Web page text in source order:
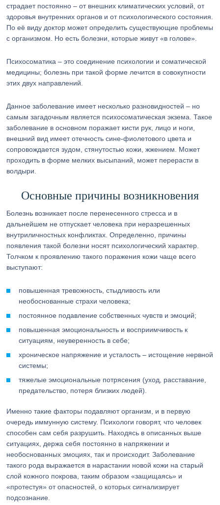
страдает постоянно – от внешних климатических условий, от
здоровья внутренних органов и от психологического состояния.
По её виду доктор может определить существующие проблемы
с организмом. Но есть болезни, которые живут «в голове».
Психосоматика – это соединение психологии и соматической
медицины; болезнь при такой форме лечится в совокупности
этих двух направлений.
Данное заболевание имеет несколько разновидностей – но
самым загадочным является психосоматическая экзема. Такое
заболевание в основном поражает кисти рук, лицо и ноги,
внешний вид имеет отечность сине-фиолетового цвета и
сопровождается зудом, стянутостью кожи, жжением. Может
проходить в форме мелких высыпаний, может перерасти в
волдыри.
Основные причины возникновения
Болезнь возникает после перенесенного стресса и в
дальнейшем не отпускает человека при неразрешенных
внутриличностных конфликтах. Определенно, причины
появления такой болезни носят психологический характер.
Толчком к проявлению такого поражения кожи чаще всего
выступают:
повышенная тревожность, стыдливость или
необоснованные страхи человека;
постоянное подавление собственных чувств и эмоций;
повышенная эмоциональность и восприимчивость к
ситуациям, неуверенность в себе;
хроническое напряжение и усталость – истощение нервной
системы;
тяжелые эмоциональные потрясения (уход, расставание,
предательство, потеря близких людей).
Именно такие факторы подавляют организм, и в первую
очередь иммунную систему. Психологи говорят, что человек
способен сам себя разрушить. Находясь в описанных выше
ситуациях, держа себя постоянно в напряжении и
необоснованных эмоциях, так и происходит. Заболевание
такого рода выражается в нарастании новой кожи на старый
слой кожного покрова, таким образом «защищаясь» и
«протестуя» от опасностей, о которых сигнализирует
подсознание.